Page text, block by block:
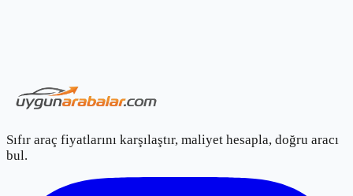
Sıfır araç fiyatlarını karşılaştır, maliyet hesapla, doğru aracı
bul.